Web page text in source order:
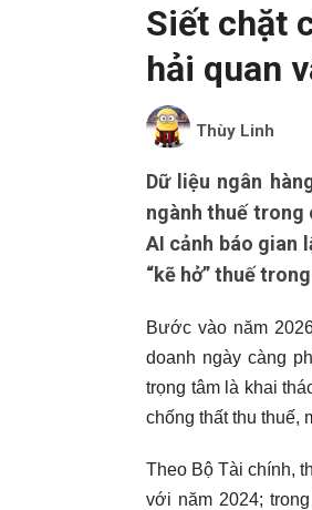
Siết chặt
hải quan
Thùy Linh
Dữ liệu ngân
ngành thuế trong
AI cảnh báo gian
“kẽ hở” thuế
Bước vào năm
doanh ngày càng
trọng tâm là khai
chống thất thu thuế,
Theo Bộ Tài chính,
với năm 2024;